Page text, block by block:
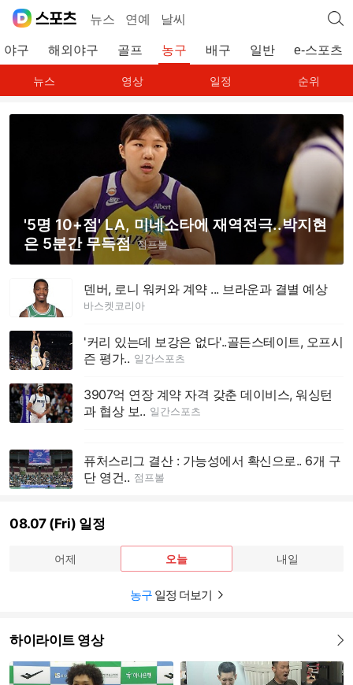
뉴스 연예 날씨
야구 해외야구 골프 농구 배구 일반 e-스포츠
뉴스 영상 일정 순위
'5명 10+점' LA, 미네소타에 재역전극..박지현
은 5분간 무득점 점프볼
덴버, 로니 워커와 계약 ... 브라운과 결별 예상
바스켓코리아
'커리 있는데 보강은 없다'..골든스테이트, 오프시
즌 평가.. 일간스포츠
3907억 연장 계약 자격 갖춘 데이비스, 워싱턴
과 협상 보.. 일간스포츠
퓨처스리그 결산 : 가능성에서 확신으로.. 6개 구
단 영건.. 점프볼
08.07 (Fri) 일정
어제 오늘 내일
농구 일정 더보기
하이라이트 영상